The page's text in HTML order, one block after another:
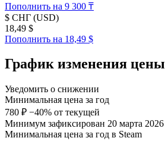
Пополнить на 9 300 ₸
$ СНГ (USD)
18,49 $
Пополнить на 18,49 $
График изменения цены
Уведомить о снижении
Минимальная цена за год
780 ₽ −40% от текущей
Минимум зафиксирован 20 марта 2026
Минимальная цена за год в Steam